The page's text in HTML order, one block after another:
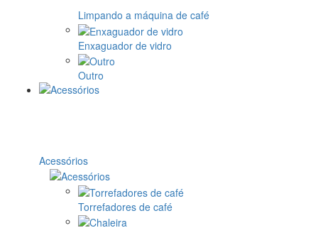
Limpando a máquina de café
Enxaguador de vidro
Outro
Acessórios
Torrefadores de café